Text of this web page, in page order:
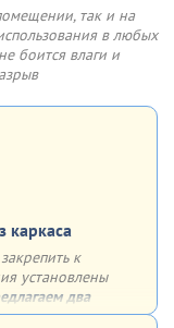
так и на
в любых
боится влаги и
каркаса
к
установлены
два